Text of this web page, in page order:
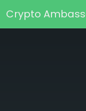
Crypto